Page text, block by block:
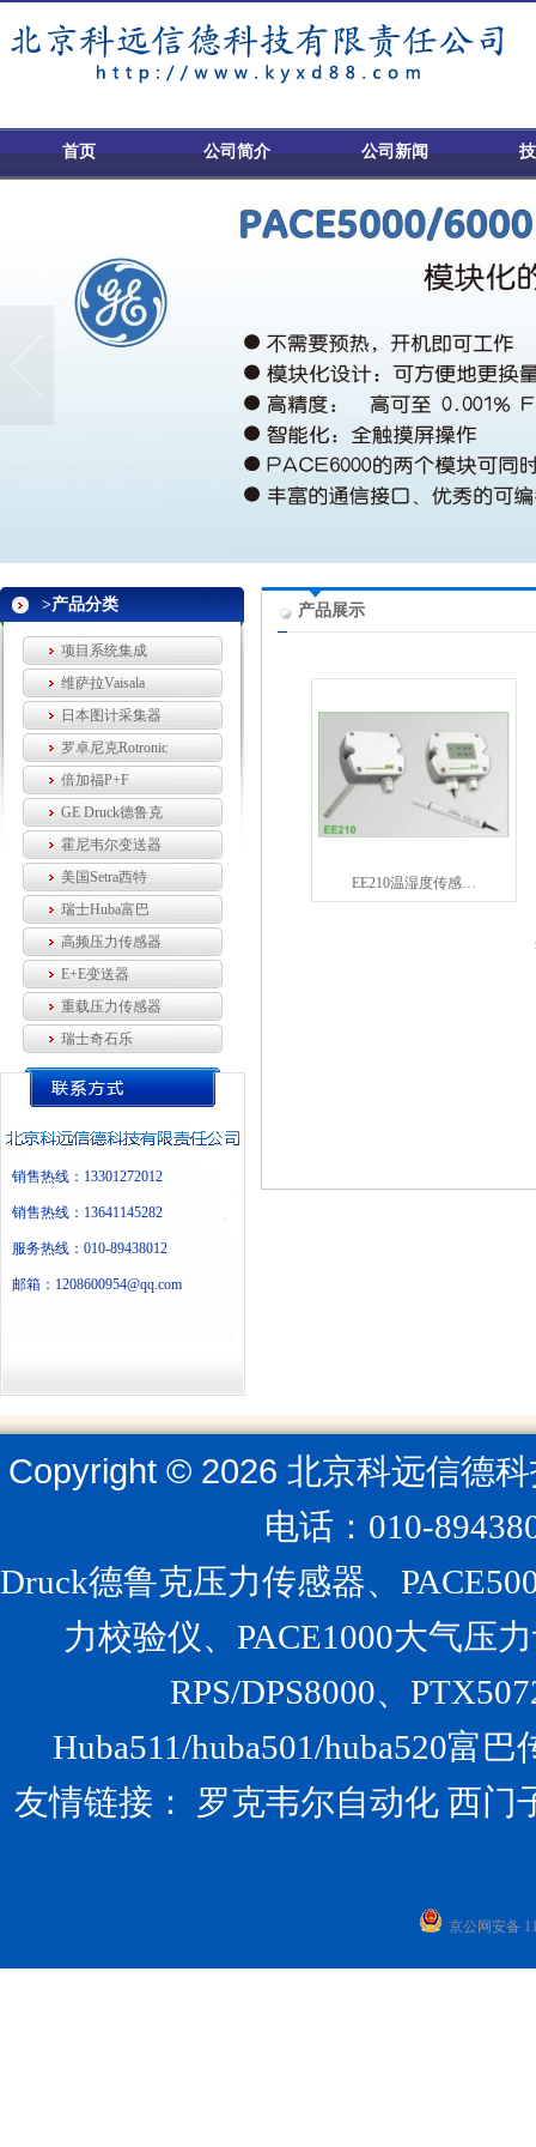
首页 公司简介 公司新闻
>产品分类
项目系统集成
维萨拉Vaisala
日本图计采集器
罗卓尼克Rotronic
倍加福P+F
GE Druck德鲁克
霍尼韦尔变送器
美国Setra西特
瑞士Huba富巴
高频压力传感器
E+E变送器
重载压力传感器
瑞士奇石乐
销售热线：13301272012
销售热线：13641145282
服务热线：010-89438012
邮箱：1208600954@qq.com
产品展示
EE210温湿度传感…
Copyright © 2026北京科远信德
电话：010-
Druck德鲁克压力传感器、
力校验仪、PACE1000大气压
RPS/DPS8000、
Huba511/huba501/huba520富
友情链接： 罗克韦尔自动化 西门
京公网安备